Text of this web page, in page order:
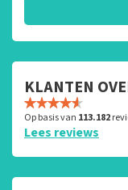
KLANTEN
Op basis van 113.182
Lees reviews